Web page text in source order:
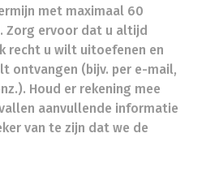
met maximaal 60
Zorg ervoor dat u altijd
recht u wilt uitoefenen en
ontvangen (bijv. per e-mail,
Houd er rekening mee
aanvullende informatie
van te zijn dat we de